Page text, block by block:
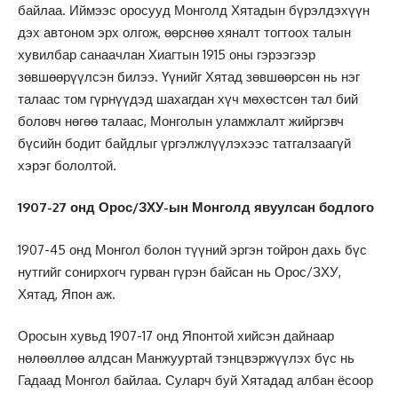
байлаа. Иймээс оросууд Монголд Хятадын бүрэлдэхүүн
дэх автоном эрх олгож, өөрснөө хяналт тогтоох талын
хувилбар санаачлан Хиагтын 1915 оны гэрээгээр
зөвшөөрүүлсэн билээ. Үүнийг Хятад зөвшөөрсөн нь нэг
талаас том гүрнүүдэд шахагдан хүч мөхөстсөн тал бий
боловч нөгөө талаас, Монголын уламжлалт жийргэвч
бүсийн бодит байдлыг үргэлжлүүлэхээс татгалзаагүй
хэрэг бололтой.
1907-27 онд Орос/ЗХУ-ын Монголд явуулсан бодлого
1907-45 онд Монгол болон түүний эргэн тойрон дахь бүс
нутгийг сонирхогч гурван гүрэн байсан нь Орос/ЗХУ,
Хятад, Япон аж.
Оросын хувьд 1907-17 онд Японтой хийсэн дайнаар
нөлөөллөө алдсан Манжууртай тэнцвэржүүлэх бүс нь
Гадаад Монгол байлаа. Суларч буй Хятадад албан ёсоор